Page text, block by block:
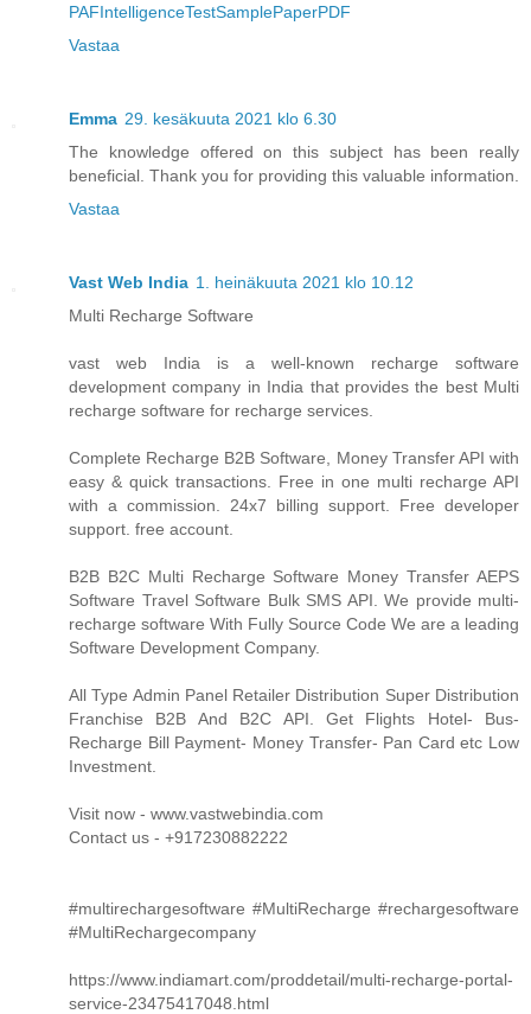
PAFIntelligenceTestSamplePaperPDF
Vastaa
Emma 29. kesäkuuta 2021 klo 6.30
The knowledge offered on this subject has been really
beneficial. Thank you for providing this valuable information.
Vastaa
Vast Web India 1. heinäkuuta 2021 klo 10.12
Multi Recharge Software
vast web India is a well-known recharge software
development company in India that provides the best Multi
recharge software for recharge services.
Complete Recharge B2B Software, Money Transfer API with
easy & quick transactions. Free in one multi recharge API
with a commission. 24x7 billing support. Free developer
support. free account.
B2B B2C Multi Recharge Software Money Transfer AEPS
Software Travel Software Bulk SMS API. We provide multi-
recharge software With Fully Source Code We are a leading
Software Development Company.
All Type Admin Panel Retailer Distribution Super Distribution
Franchise B2B And B2C API. Get Flights Hotel- Bus-
Recharge Bill Payment- Money Transfer- Pan Card etc Low
Investment.
Visit now - www.vastwebindia.com
Contact us - +917230882222
#multirechargesoftware #MultiRecharge #rechargesoftware
#MultiRechargecompany
https://www.indiamart.com/proddetail/multi-recharge-portal-
service-23475417048.html